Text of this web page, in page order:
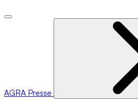
AGRA Presse